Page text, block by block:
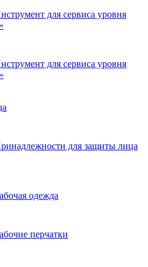
для сервиса уровня
для сервиса уровня
для защиты лица
одежда
перчатки